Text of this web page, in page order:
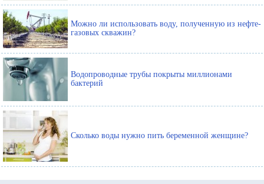
Можно ли использовать воду, полученную из нефте-
газовых скважин?
Водопроводные трубы покрыты миллионами
бактерий
Сколько воды нужно пить беременной женщине?